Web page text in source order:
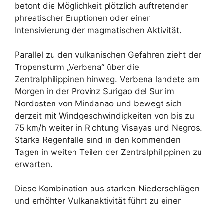
betont die Möglichkeit plötzlich auftretender
phreatischer Eruptionen oder einer
Intensivierung der magmatischen Aktivität.
Parallel zu den vulkanischen Gefahren zieht der
Tropensturm „Verbena“ über die
Zentralphilippinen hinweg. Verbena landete am
Morgen in der Provinz Surigao del Sur im
Nordosten von Mindanao und bewegt sich
derzeit mit Windgeschwindigkeiten von bis zu
75 km/h weiter in Richtung Visayas und Negros.
Starke Regenfälle sind in den kommenden
Tagen in weiten Teilen der Zentralphilippinen zu
erwarten.
Diese Kombination aus starken Niederschlägen
und erhöhter Vulkanaktivität führt zu einer